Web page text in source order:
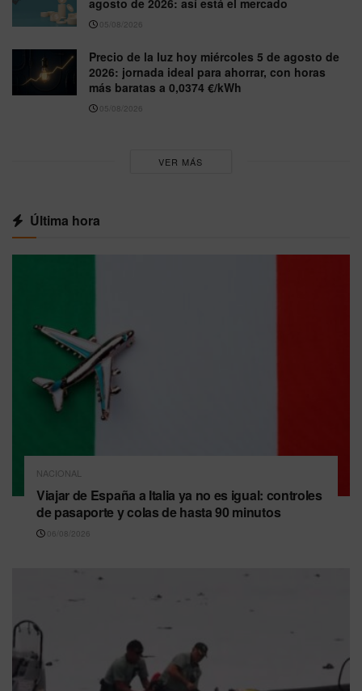
05/08/2026
Precio de la luz hoy miércoles 5 de agosto de
2026: jornada ideal para ahorrar, con horas
más baratas a 0,0374 €/kWh
05/08/2026
VER MÁS
Última hora
NACIONAL
Viajar de España a Italia ya no es igual: controles
de pasaporte y colas de hasta 90 minutos
06/08/2026